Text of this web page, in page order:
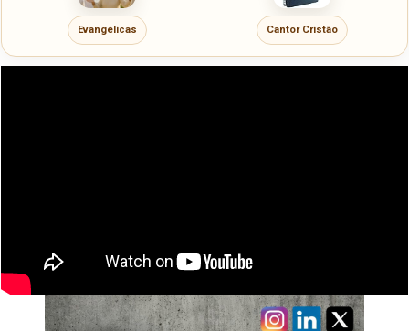
Evangélicas Cantor Cristão